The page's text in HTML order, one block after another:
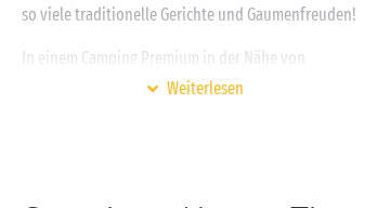
Match heraus!
so viele traditionelle Gerichte und Gaumenfreuden!
In einem Camping Premium in der Nähe von
Rosignano Marittimo werden jeden Tag
Weiterlesen